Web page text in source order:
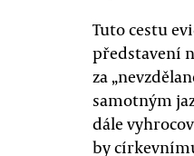
Tuto cestu
představení
za
samotným
dále
by